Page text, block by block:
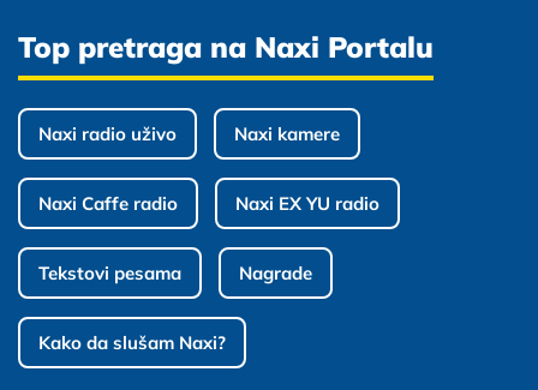
Top pretraga na Naxi Portalu
Naxi radio uživo Naxi kamere
Naxi Caffe radio Naxi EX YU radio
Tekstovi pesama Nagrade
Kako da slušam Naxi?